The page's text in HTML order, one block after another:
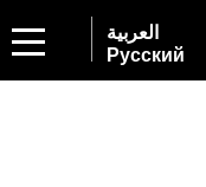
العربية
Русский
2